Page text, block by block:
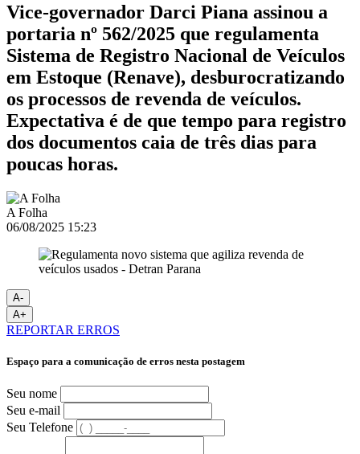
Vice-governador Darci Piana assinou a
portaria nº 562/2025 que regulamenta
Sistema de Registro Nacional de Veículos
em Estoque (Renave), desburocratizando
os processos de revenda de veículos.
Expectativa é de que tempo para registro
dos documentos caia de três dias para
poucas horas.
A Folha
06/08/2025 15:23
A-
A+
REPORTAR ERROS
Espaço para a comunicação de erros nesta postagem
Seu nome
Seu e-mail
Seu Telefone